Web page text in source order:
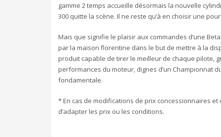
gamme 2 temps accueille désormais la nouvelle
300 quitte la scène. Il ne reste qu’à en choisir une
Mais que signifie le plaisir aux commandes d’une
par la maison florentine dans le but de mettre à la
produit capable de tirer le meilleur de chaque pilote,
performances du moteur, dignes d’un Championnat
fondamentale.
* En cas de modifications de prix concessionnaires
d’adapter les prix ou les conditions.